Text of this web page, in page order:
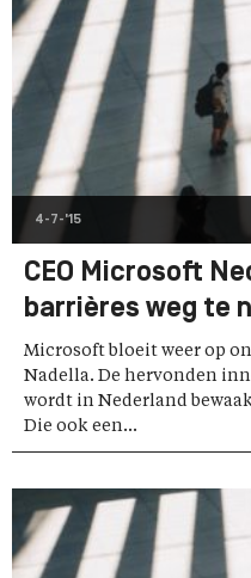
4-7-'15
CEO Microsoft
barrières weg te
Microsoft bloeit weer op
Nadella. De hervonden
wordt in Nederland
Die ook een...